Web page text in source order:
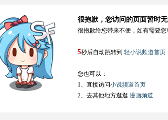
很抱歉，您访问的页面暂时无
很抱歉给您带来不便，如有需要您
5秒后自动跳转到 轻小说频道首页
您也可以：
1、直接访问小说频道首页
2、去其他地方逛逛 漫画频道